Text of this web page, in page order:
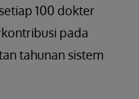
100 dokter
pada
tahunan sistem